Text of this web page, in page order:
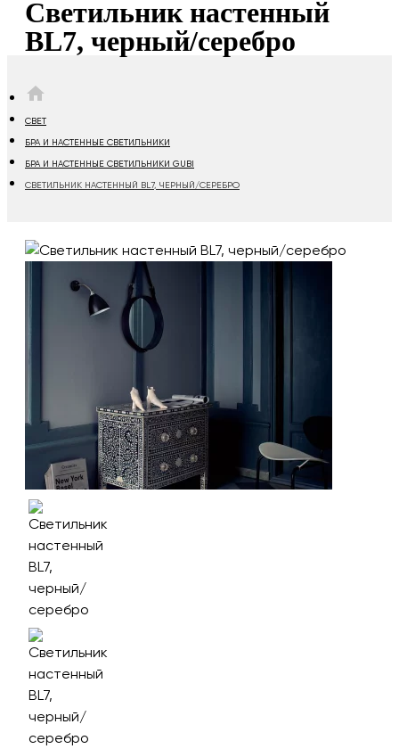
Светильник настенный
BL7, черный/серебро
СВЕТ
БРА И НАСТЕННЫЕ СВЕТИЛЬНИКИ
БРА И НАСТЕННЫЕ СВЕТИЛЬНИКИ GUBI
СВЕТИЛЬНИК НАСТЕННЫЙ BL7, ЧЕРНЫЙ/СЕРЕБРО